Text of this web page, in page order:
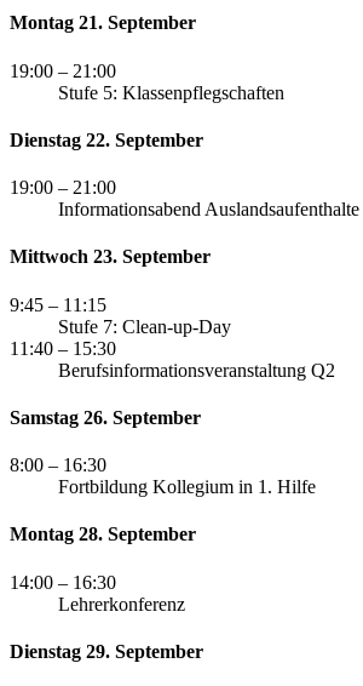
Montag 21. September
19:00 – 21:00
Stufe 5: Klassenpflegschaften
Dienstag 22. September
19:00 – 21:00
Informationsabend Auslandsaufenthalte
Mittwoch 23. September
9:45 – 11:15
Stufe 7: Clean-up-Day
11:40 – 15:30
Berufsinformationsveranstaltung Q2
Samstag 26. September
8:00 – 16:30
Fortbildung Kollegium in 1. Hilfe
Montag 28. September
14:00 – 16:30
Lehrerkonferenz
Dienstag 29. September